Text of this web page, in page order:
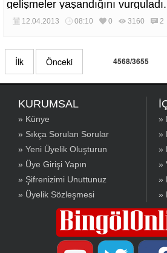
gelişmeler yaşandığını
şu sözlerle paylaştı.
12.04.2013 08:10 0 3160 2
İlk Önceki 4568/3655
KURUMSAL
» Künye
» Sıkça Sorulan Sorular
» Yeni Üyelik Oluşturun
» Üye Girişi Yapın
» Şifrenizimi Unuttunuz
» Üyelik Sözleşmesi
»
»
»
»
»
»